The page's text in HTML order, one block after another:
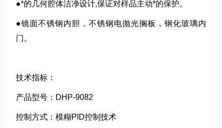
●*的几何腔体洁净设计,保证对样品主动*的保护。
●镜面不锈钢内胆，不锈钢电抛光搁板，钢化玻璃内
门。
技术指标：
产品型号：DHP-9082
控制方式：模糊PID控制技术